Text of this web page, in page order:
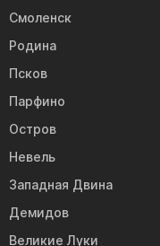
Смоленск
Родина
Псков
Парфино
Остров
Невель
Западная Двина
Демидов
Великие Луки